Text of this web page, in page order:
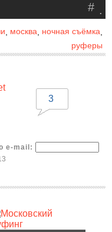
.
#
москва, ночная съёмка,
руферы
3
e-mail: